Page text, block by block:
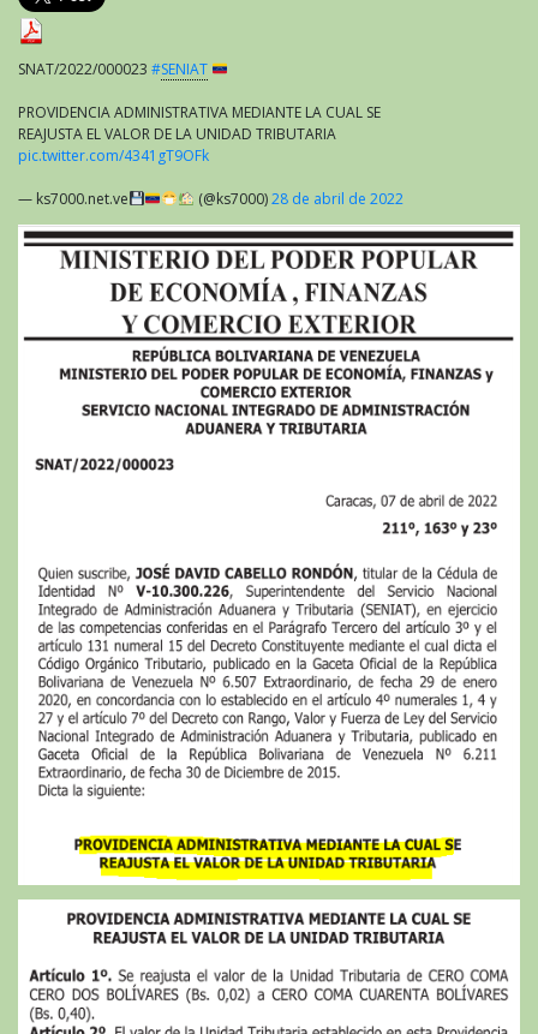
SNAT/2022/000023 #SENIAT
PROVIDENCIA ADMINISTRATIVA MEDIANTE LA CUAL SE
REAJUSTA EL VALOR DE LA UNIDAD TRIBUTARIA
pic.twitter.com/4341gT9OFk
— ks7000.net.ve (@ks7000)28 de abril de 2022